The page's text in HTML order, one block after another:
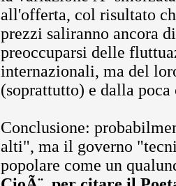
all'offerta, col risultato
prezzi saliranno ancora
preoccuparsi delle
internazionali, ma del
(soprattutto) e dalla poca
Conclusione:
alti", ma il governo
popolare come un